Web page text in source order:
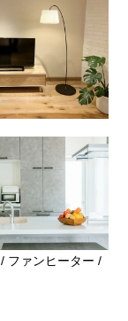
ファンヒーター /